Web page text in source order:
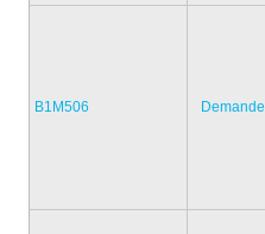
B1M506 Demande